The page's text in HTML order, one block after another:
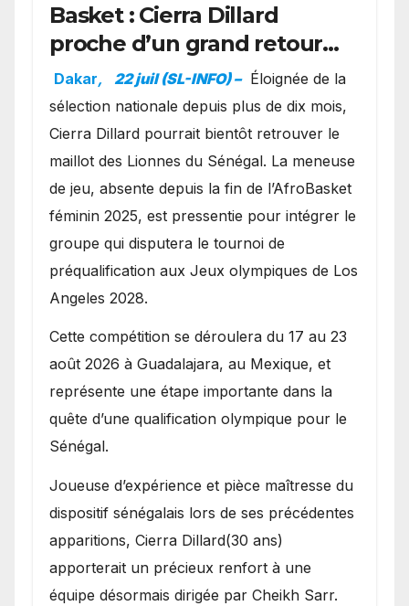
Basket : Cierra Dillard
proche d’un grand retour
avec les Lionnes ?
Dakar, 22 juil (SL-INFO) – Éloignée de la
sélection nationale depuis plus de dix mois,
Cierra Dillard pourrait bientôt retrouver le
maillot des Lionnes du Sénégal. La meneuse
de jeu, absente depuis la fin de l’AfroBasket
féminin 2025, est pressentie pour intégrer le
groupe qui disputera le tournoi de
préqualification aux Jeux olympiques de Los
Angeles 2028.
Cette compétition se déroulera du 17 au 23
août 2026 à Guadalajara, au Mexique, et
représente une étape importante dans la
quête d’une qualification olympique pour le
Sénégal.
Joueuse d’expérience et pièce maîtresse du
dispositif sénégalais lors de ses précédentes
apparitions, Cierra Dillard(30 ans)
apporterait un précieux renfort à une
équipe désormais dirigée par Cheikh Sarr.